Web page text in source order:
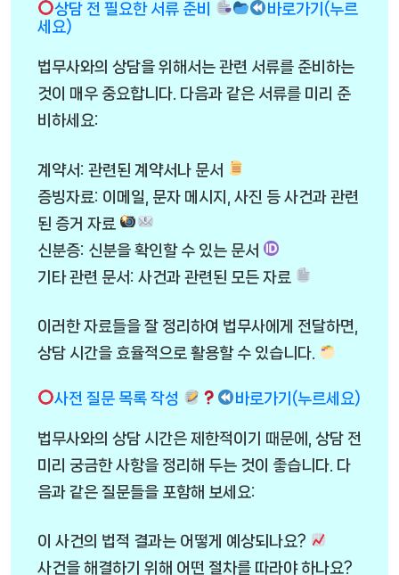
상담 전 필요한 서류 준비
바로가기(누르
세요)
법무사와의 상담을 위해서는 관련 서류를 준비하는
것이 매우 중요합니다. 다음과 같은 서류를 미리 준
비하세요:
계약서: 관련된 계약서나 문서
증빙자료: 이메일, 문자 메시지, 사진 등 사건과 관련
된 증거 자료
신분증: 신분을 확인할 수 있는 문서
기타 관련 문서: 사건과 관련된 모든 자료
이러한 자료들을 잘 정리하여 법무사에게 전달하면,
상담 시간을 효율적으로 활용할 수 있습니다.
사전 질문 목록 작성 바로가기(누르세요)
법무사와의 상담 시간은 제한적이기 때문에, 상담 전
미리 궁금한 사항을 정리해 두는 것이 좋습니다. 다
음과 같은 질문들을 포함해 보세요:
이 사건의 법적 결과는 어떻게 예상되나요?
사건을 해결하기 위해 어떤 절차를 따라야 하나요?